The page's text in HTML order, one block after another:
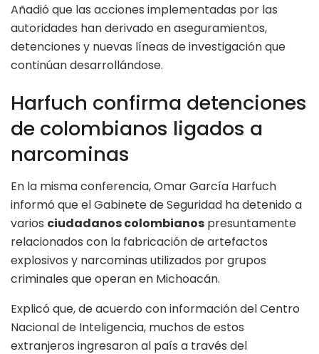
Añadió que las acciones implementadas por las
autoridades han derivado en aseguramientos,
detenciones y nuevas líneas de investigación que
continúan desarrollándose.
Harfuch confirma detenciones
de colombianos ligados a
narcominas
En la misma conferencia, Omar García Harfuch
informó que el Gabinete de Seguridad ha detenido a
varios ciudadanos colombianos presuntamente
relacionados con la fabricación de artefactos
explosivos y narcominas utilizados por grupos
criminales que operan en Michoacán.
Explicó que, de acuerdo con información del Centro
Nacional de Inteligencia, muchos de estos
extranjeros ingresaron al país a través del